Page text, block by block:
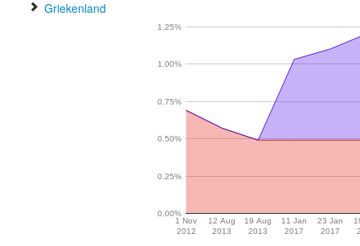
Griekenland
1 Nov
2012
12 Aug
2013
19 Aug
2013
11 Jan
2017
23 Jan
2017
0.00%
0.25%
0.50%
0.75%
1.00%
1.25%